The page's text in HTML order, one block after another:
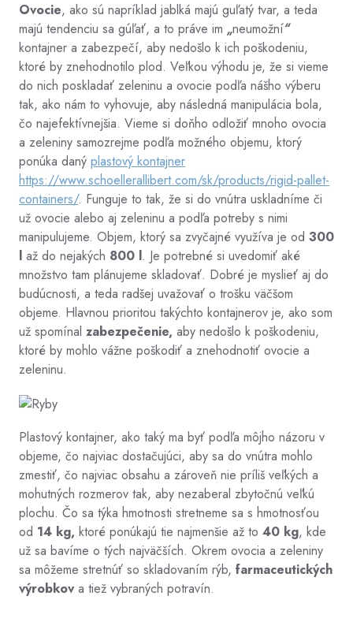
Ovocie, ako sú napríklad jablká majú guľatý tvar, a teda
majú tendenciu sa gúľať, a to práve im „neumožní“
kontajner a zabezpečí, aby nedošlo k ich poškodeniu,
ktoré by znehodnotilo plod. Veľkou výhodu je, že si vieme
do nich poskladať zeleninu a ovocie podľa nášho výberu
tak, ako nám to vyhovuje, aby následná manipulácia bola,
čo najefektívnejšia. Vieme si doňho odložiť mnoho ovocia
a zeleniny samozrejme podľa možného objemu, ktorý
ponúka daný plastový kontajner
https://www.schoellerallibert.com/sk/products/rigid-pallet-
containers/. Funguje to tak, že si do vnútra uskladníme či
už ovocie alebo aj zeleninu a podľa potreby s nimi
manipulujeme. Objem, ktorý sa zvyčajné využíva je od 300
l až do nejakých 800 l. Je potrebné si uvedomiť aké
množstvo tam plánujeme skladovať. Dobré je myslieť aj do
budúcnosti, a teda radšej uvažovať o trošku väčšom
objeme. Hlavnou prioritou takýchto kontajnerov je, ako som
už spomínal zabezpečenie, aby nedošlo k poškodeniu,
ktoré by mohlo vážne poškodiť a znehodnotiť ovocie a
zeleninu.
Plastový kontajner, ako taký ma byť podľa môjho názoru v
objeme, čo najviac dostačujúci, aby sa do vnútra mohlo
zmestiť, čo najviac obsahu a zároveň nie príliš veľkých a
mohutných rozmerov tak, aby nezaberal zbytočnú veľkú
plochu. Čo sa týka hmotnosti stretneme sa s hmotnosťou
od 14 kg, ktoré ponúkajú tie najmenšie až to 40 kg, kde
už sa bavíme o tých najväčších. Okrem ovocia a zeleniny
sa môžeme stretnúť so skladovaním rýb, farmaceutických
výrobkova tiež vybraných potravín.